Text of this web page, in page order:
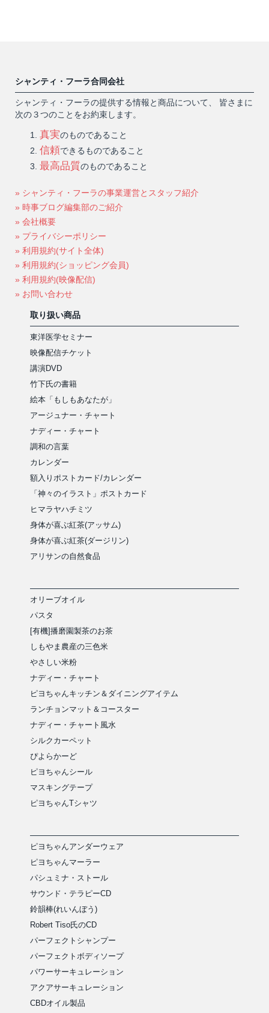
シャンティ・フーラ合同会社
シャンティ・フーラの提供する情報と商品について、 皆さまに
次の３つのことをお約束します。
真実のものであること
信頼できるものであること
最高品質のものであること
» シャンティ・フーラの事業運営とスタッフ紹介
» 時事ブログ編集部のご紹介
» 会社概要
» プライバシーポリシー
» 利用規約(サイト全体)
» 利用規約(ショッピング会員)
» 利用規約(映像配信)
» お問い合わせ
取り扱い商品
東洋医学セミナー
映像配信チケット
講演DVD
竹下氏の書籍
絵本「もしもあなたが」
アージュナー・チャート
ナディー・チャート
調和の言葉
カレンダー
額入りポストカード/カレンダー
「神々のイラスト」ポストカード
ヒマラヤハチミツ
身体が喜ぶ紅茶(アッサム)
身体が喜ぶ紅茶(ダージリン)
アリサンの自然食品
オリーブオイル
パスタ
[有機]播磨園製茶のお茶
しもやま農産の三色米
やさしい米粉
ナディー・チャート
ピヨちゃんキッチン＆ダイニングアイテム
ランチョンマット＆コースター
ナディー・チャート風水
シルクカーペット
ぴよらかーど
ピヨちゃんシール
マスキングテープ
ピヨちゃんTシャツ
ピヨちゃんアンダーウェア
ピヨちゃんマーラー
パシュミナ・ストール
サウンド・テラピーCD
鈴韻棒(れいんぼう)
Robert Tiso氏のCD
パーフェクトシャンプー
パーフェクトボディソープ
パワーサーキュレーション
アクアサーキュレーション
CBDオイル製品